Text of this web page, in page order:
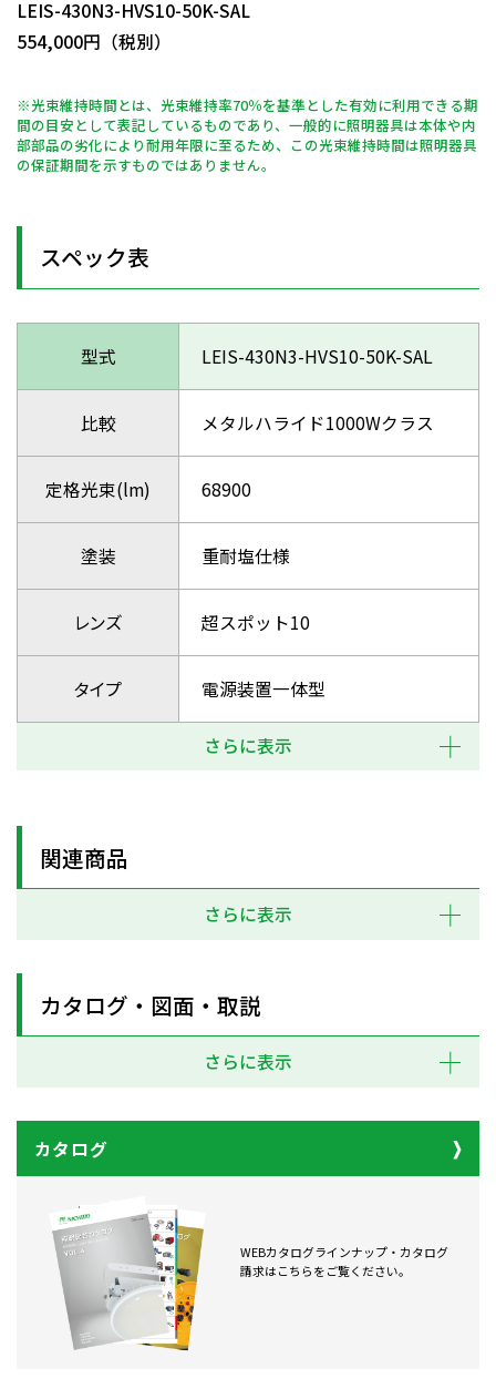
LEIS-430N3-HVS10-50K-SAL
554,000円（税別）
※光束維持時間とは、光束維持率70％を基準とした有効に利用できる期
間の目安として表記しているものであり、一般的に照明器具は本体や内
部部品の劣化により耐用年限に至るため、この光束維持時間は照明器具
の保証期間を示すものではありません。
スペック表
型式 LEIS-430N3-HVS10-50K-SAL
比較 メタルハライド1000Wクラス
定格光束(lm) 68900
塗装 重耐塩仕様
レンズ 超スポット10
タイプ 電源装置一体型
さらに表示
関連商品
さらに表示
カタログ・図面・取説
さらに表示
カタログ
WEBカタログラインナップ・カタログ
請求はこちらをご覧ください。